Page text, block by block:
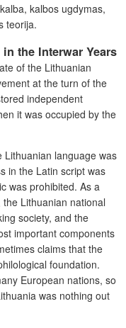
kalbos ugdymas,
teorija.
the Interwar Years
of the Lithuanian
at the turn of the
independent
it was occupied by the
Lithuanian language was
in the Latin script was
was prohibited. As a
Lithuanian national
society, and the
important components
claims that the
foundation.
European nations, so
was nothing out